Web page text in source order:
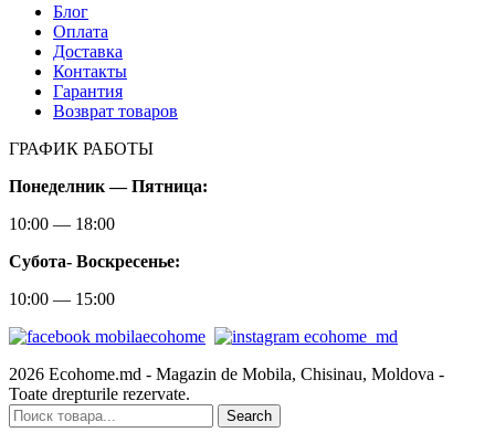
Блог
Оплата
Доставка
Контакты
Гарантия
Возврат товаров
ГРАФИК РАБОТЫ
Понеделник — Пятница:
10:00 — 18:00
Субота- Воскресенье:
10:00 — 15:00
2026 Ecohome.md - Magazin de Mobila, Chisinau, Moldova -
Toate drepturile rezervate.
Search